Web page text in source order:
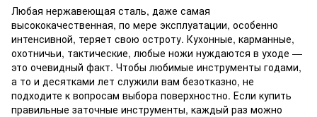
Любая нержавеющая сталь, даже самая
высококачественная, по мере эксплуатации, особенно
интенсивной, теряет свою остроту. Кухонные, карманные,
охотничьи, тактические, любые ножи нуждаются в уходе —
это очевидный факт. Чтобы любимые инструменты годами,
а то и десятками лет служили вам безотказно, не
подходите к вопросам выбора поверхностно. Если купить
правильные заточные инструменты, каждый раз можно